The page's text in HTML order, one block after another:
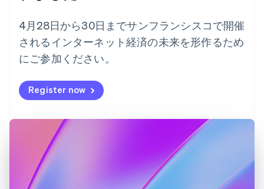
4月28日から30日までサンフランシスコで開催
されるインターネット経済の未来を形作るため
にご参加ください。
Register now
オランダ
カナダ
English Français
キプロス
English
ギリシア
English
クロアチア
ジブラルタル
English
シンガポール
English
スイス
Deutsch